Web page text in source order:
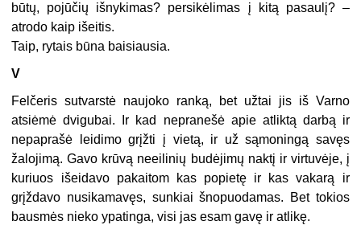
būtų, pojūčių išnykimas? persikėlimas į kitą pasaulį? –
atrodo kaip išeitis.
Taip, rytais būna baisiausia.
V
Felčeris sutvarstė naujoko ranką, bet užtai jis iš Varno
atsiėmė dvigubai. Ir kad nepranešė apie atliktą darbą ir
nepaprašė leidimo grįžti į vietą, ir už sąmoningą savęs
žalojimą. Gavo krūvą neeilinių budėjimų naktį ir virtuvėje, į
kuriuos išeidavo pakaitom kas popietę ir kas vakarą ir
grįždavo nusikamavęs, sunkiai šnopuodamas. Bet tokios
bausmės nieko ypatinga, visi jas esam gavę ir atlikę.